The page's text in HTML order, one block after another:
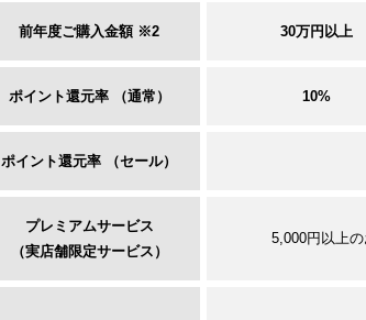
前年度ご購入金額 ※2 30万円以上
ポイント還元率 （通常） 10%
ポイント還元率 （セール）
プレミアムサービス
（実店舗限定サービス）
5,000円以上